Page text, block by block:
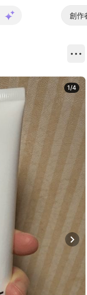
創作
Next
1/4